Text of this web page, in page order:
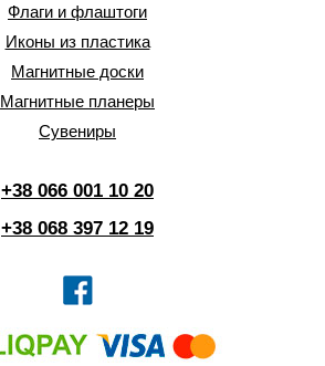
Флаги и флаштоги
Иконы из пластика
Магнитные доски
Магнитные планеры
Сувениры
+38 066 001 10 20
+38 068 397 12 19